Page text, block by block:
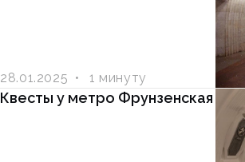
28.01.2025 1 минуту
Квесты у метро Фрунзенская